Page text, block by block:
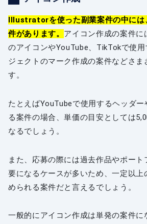
Illustratorを使った副業案件の中には
件があります。 アイコン作成の案件に
のアイコンやYouTube、TikTokで使
ジェクトのマーク作成の案件などさま
す。
たとえばYouTubeで使用するヘッダ
る案件の場合、単価の目安としては
なるでしょう。
また、応募の際には過去作品やポー
要になるケースが多いため、一定以上
められる案件だと言えるでしょう。
一般的にアイコン作成は単発の案件に